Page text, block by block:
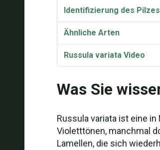
Identifizierung des Pilzes
Ähnliche Arten
Russula variata Video
Was Sie
Russula variata ist eine
Violetttönen, manchmal
Lamellen, die sich